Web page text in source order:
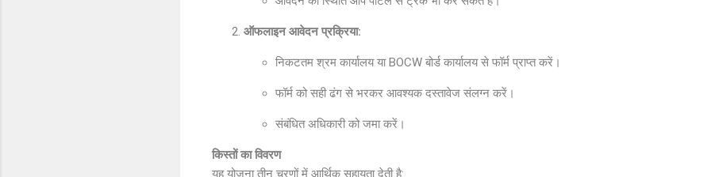
ऑफलाइन आवेदन प्रक्रिया:
निकटतम श्रम कार्यालय या BOCW बोर्ड कार्यालय से फॉर्म प्राप्त करें।
फॉर्म को सही ढंग से भरकर आवश्यक दस्तावेज संलग्न करें।
संबंधित अधिकारी को जमा करें।
किस्तों का विवरण
यह योजना तीन चरणों में आर्थिक सहायता देती है: